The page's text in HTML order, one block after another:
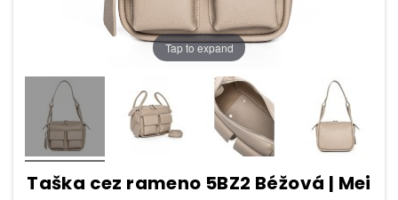
Tap to expand
Taška cez rameno 5BZ2 Béžová | Mei